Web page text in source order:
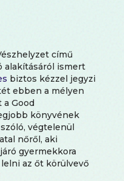
című
alakításáról ismert
biztos kézzel jegyzi
ebben a mélyen
a Good
könyvének
végtelenül
nőről, aki
gyermekkora
az őt körülvevő